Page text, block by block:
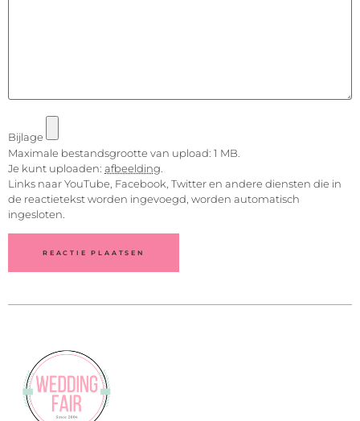
Bijlage
Maximale bestandsgrootte van upload: 1 MB.
Je kunt uploaden: afbeelding
Links naar YouTube, Facebook, Twitter en andere diensten die in
de reactietekst worden ingevoegd, worden automatisch
ingesloten.